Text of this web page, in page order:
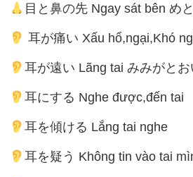
目と鼻の先 Ngay sát bên め
耳が痛い Xấu hổ,ngại,Khó
耳が遠い Lãng tai みみがとお
耳にする Nghe được,đến tai
耳を傾ける Lắng tai nghe
耳を疑う Không tin vào tai